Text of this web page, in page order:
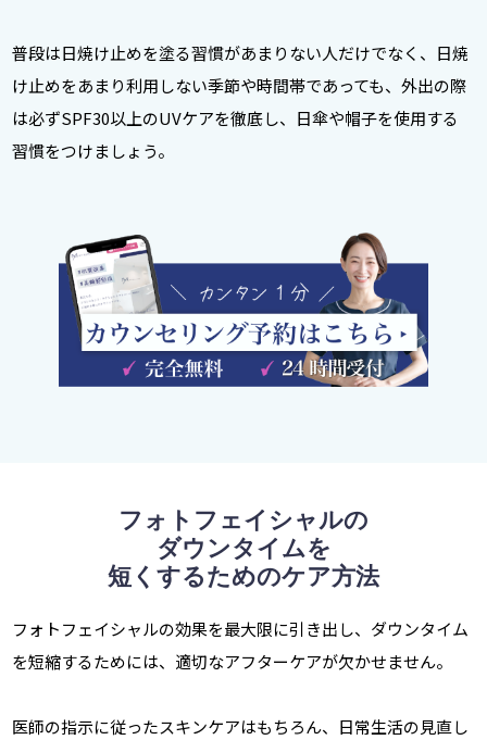
普段は日焼け止めを塗る習慣があまりない人だけでなく、日焼
け止めをあまり利用しない季節や時間帯であっても、外出の際
は必ずSPF30以上のUVケアを徹底し、日傘や帽子を使用する
習慣をつけましょう。
フォトフェイシャルの
ダウンタイムを
短くするためのケア方法
フォトフェイシャルの効果を最大限に引き出し、ダウンタイム
を短縮するためには、適切なアフターケアが欠かせません。
医師の指示に従ったスキンケアはもちろん、日常生活の見直し